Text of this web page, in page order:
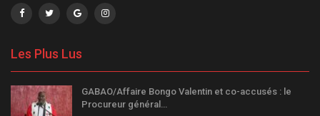
Les Plus Lus
GABAO/Affaire Bongo Valentin et co-accusés : le
Procureur général…